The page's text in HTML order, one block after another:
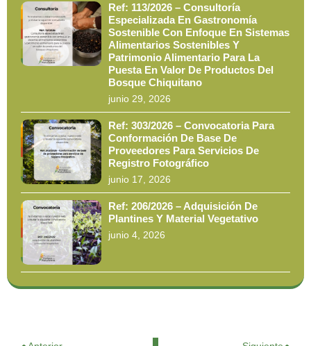
Ref: 113/2026 – Consultoría
Especializada En Gastronomía
Sostenible Con Enfoque En Sistemas
Alimentarios Sostenibles Y
Patrimonio Alimentario Para La
Puesta En Valor De Productos Del
Bosque Chiquitano
junio 29, 2026
Ref: 303/2026 – Convocatoria Para
Conformación De Base De
Proveedores Para Servicios De
Registro Fotográfico
junio 17, 2026
Ref: 206/2026 – Adquisición De
Plantines Y Material Vegetativo
junio 4, 2026